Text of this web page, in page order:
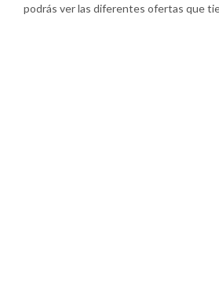
podrás ver las diferentes ofertas que